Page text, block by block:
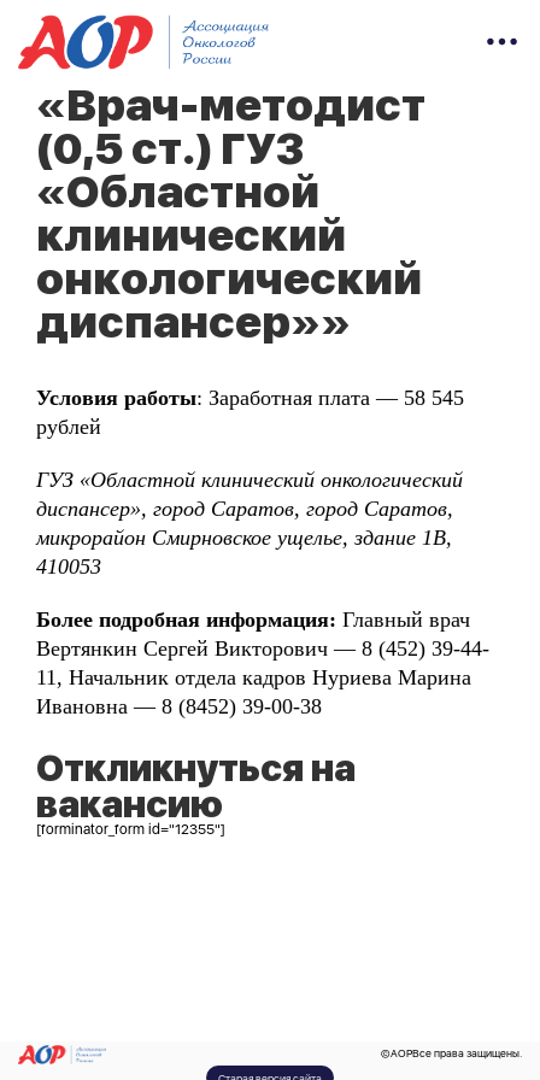
«Врач-методист
(0,5 ст.) ГУЗ
«Областной
клинический
онкологический
диспансер»»
Условия работы: Заработная плата — 58 545
рублей
ГУЗ «Областной клинический онкологический
диспансер», город Саратов, город Саратов,
микрорайон Смирновское ущелье, здание 1В,
410053
Более подробная информация: Главный врач
Вертянкин Сергей Викторович — 8 (452) 39-44-
11, Начальник отдела кадров Нуриева Марина
Ивановна — 8 (8452) 39-00-38
Откликнуться на
вакансию
[forminator_form id="12355"]
©AOPВсе права защищены.